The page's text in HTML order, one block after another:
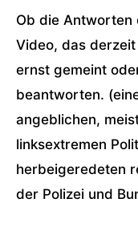
Ob die Antworten
Video, das
ernst gemeint
beantworten.
angeblichen,
linksextremen
herbeigeredeten
der Polizei und